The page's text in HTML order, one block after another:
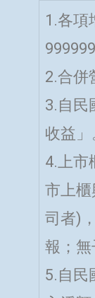
1.各項
2.合併
3.自民
收益」
4.上市
市上
司者)
報；無
5.自民